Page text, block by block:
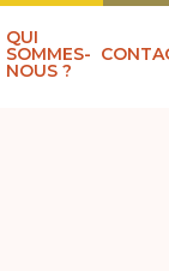
QUI
SOMMES-
NOUS ?